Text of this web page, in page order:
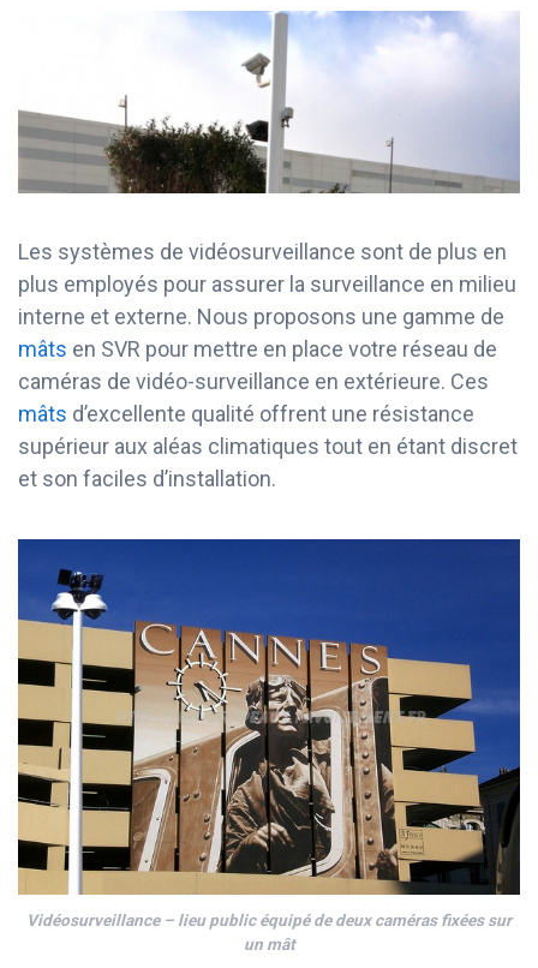
Les systèmes de vidéosurveillance sont de plus en
plus employés pour assurer la surveillance en milieu
interne et externe. Nous proposons une gamme de
mâts en SVR pour mettre en place votre réseau de
caméras de vidéo-surveillance en extérieure. Ces
mâts d’excellente qualité offrent une résistance
supérieur aux aléas climatiques tout en étant discret
et son faciles d’installation.
Vidéosurveillance – lieu public équipé de deux caméras fixées sur
un mât